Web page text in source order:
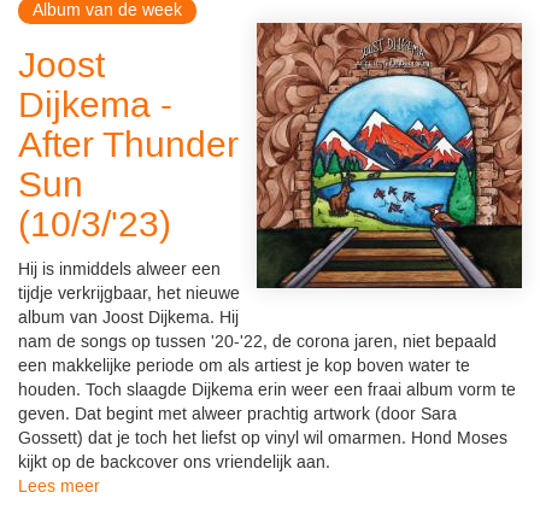
Album van de week
Joost
Dijkema -
After Thunder
Sun
(10/3/'23)
Hij is inmiddels alweer een
tijdje verkrijgbaar, het nieuwe
album van Joost Dijkema. Hij
nam de songs op tussen '20-'22, de corona jaren, niet bepaald
een makkelijke periode om als artiest je kop boven water te
houden. Toch slaagde Dijkema erin weer een fraai album vorm te
geven. Dat begint met alweer prachtig artwork (door Sara
Gossett) dat je toch het liefst op vinyl wil omarmen. Hond Moses
kijkt op de backcover ons vriendelijk aan.
Lees meer